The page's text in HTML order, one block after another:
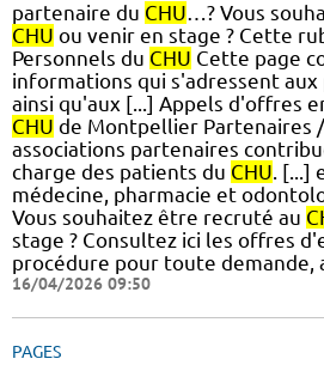
partenaire du CHU…? Vous
CHU ou venir en stage ? Cette
Personnels du CHU Cette page
informations qui s'adressent aux
ainsi qu'aux [...] Appels d'offres
CHU de Montpellier Partenaires
associations partenaires
charge des patients du CHU. [...]
médecine, pharmacie et
Vous souhaitez être recruté au
stage ? Consultez ici les offres
procédure pour toute demande,
16/04/2026 09:50
PAGES